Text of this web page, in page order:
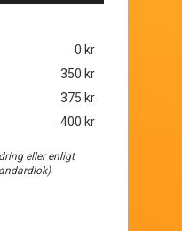
0 kr
350 kr
375 kr
400 kr
eller enligt